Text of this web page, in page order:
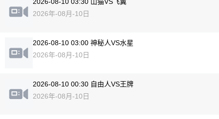
2026年-08月-10日
2026-08-10 03:00 神秘人VS水星
2026年-08月-10日
2026-08-10 00:30 自由人VS王牌
2026年-08月-10日